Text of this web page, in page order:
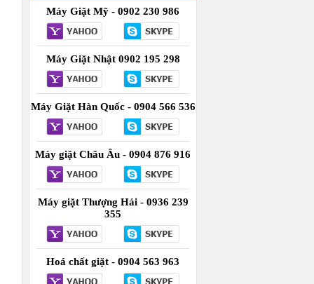
Máy Giặt Mỹ - 0902 230 986
Máy Giặt Nhật 0902 195 298
Máy Giặt Hàn Quốc - 0904 566 536
Máy giặt Châu Âu - 0904 876 916
Máy giặt Thượng Hải - 0936 239
355
Hoá chất giặt - 0904 563 963